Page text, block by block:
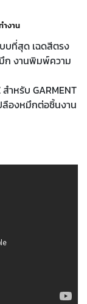
ำงาน
บที่สุด เฉดสีตรง
ก งานพิมพ์ความ
ำหรับ GARMENT
ลืองหมึกต่อชิ้นงาน